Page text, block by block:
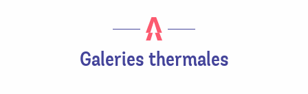
Galeries thermales